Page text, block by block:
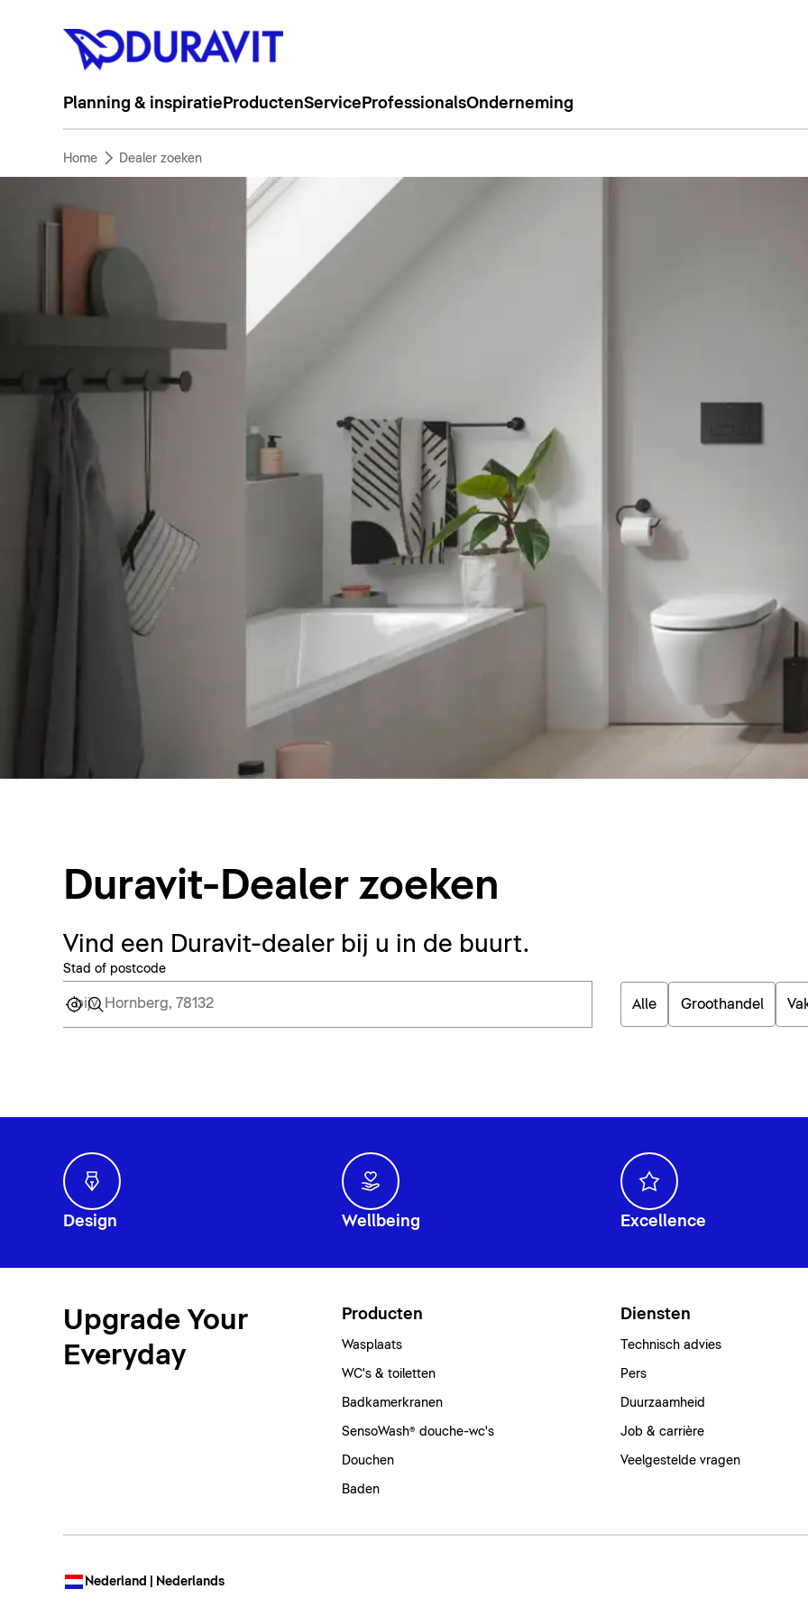
Planning & inspiratie ProductenService ProfessionalsOnderneming
Home Dealer zoeken
Duravit-Dealer zoeken
Vind een Duravit-dealer bij u in de buurt.
Stad of postcode
Alle Groothandel
Design Wellbeing Excellence
Upgrade Your
Everyday
Producten
Wasplaats
WC's & toiletten
Badkamerkranen
SensoWash® douche-wc's
Douchen
Baden
Diensten
Technisch advies
Pers
Duurzaamheid
Job & carrière
Veelgestelde vragen
Nederland | Nederlands